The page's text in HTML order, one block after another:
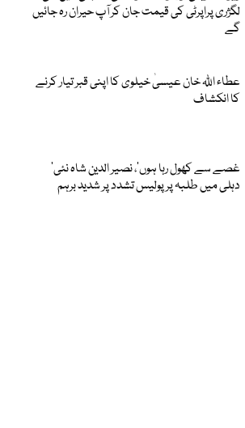
لگژری پراپرٹی کی قیمت جان کر آپ حیران رہ جائیں
گے
عطاء اللّٰہ خان عیسیٰ خیلوی کا اپنی قبر تیار کرنے
کا انکشاف
’غصے سے کھول رہا ہوں‘، نصیر الدین شاہ نئی
دہلی میں طلبہ پر پولیس تشدد پر شدید برہم